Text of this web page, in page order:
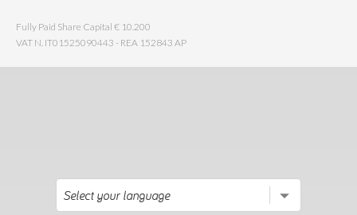
Fully Paid Share Capital € 10.200
VAT N. IT01525090443 - REA 152843 AP